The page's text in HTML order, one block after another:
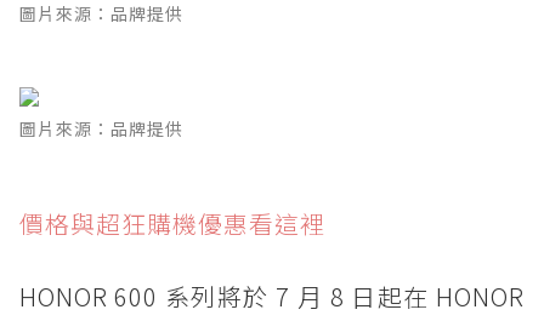
圖片來源：品牌提供
圖片來源：品牌提供
價格與超狂購機優惠看這裡
HONOR 600 系列將於 7 月 8 日起在 HONOR